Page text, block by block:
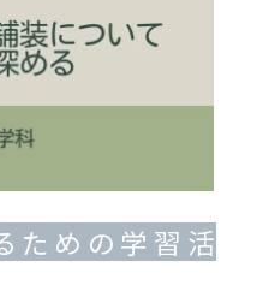
ための学習活